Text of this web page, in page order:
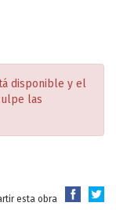
disponible y el
las
esta obra